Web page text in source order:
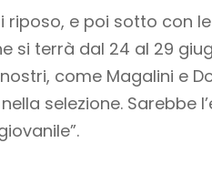
e poi sotto con
si terrà dal 24 al 29
come Magalini e
selezione. Sarebbe